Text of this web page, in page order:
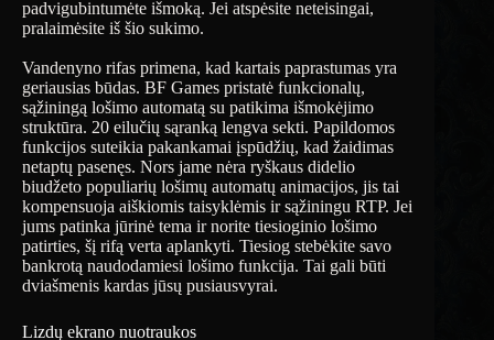
padvigubintumėte išmoką. Jei atspėsite neteisingai,
pralaimėsite iš šio sukimo.
Vandenyno rifas primena, kad kartais paprastumas yra
geriausias būdas. BF Games pristatė funkcionalų,
sąžiningą lošimo automatą su patikima išmokėjimo
struktūra. 20 eilučių sąranką lengva sekti. Papildomos
funkcijos suteikia pakankamai įspūdžių, kad žaidimas
netaptų pasenęs. Nors jame nėra ryškaus didelio
biudžeto populiarių lošimų automatų animacijos, jis tai
kompensuoja aiškiomis taisyklėmis ir sąžiningu RTP. Jei
jums patinka jūrinė tema ir norite tiesioginio lošimo
patirties, šį rifą verta aplankyti. Tiesiog stebėkite savo
bankrotą naudodamiesi lošimo funkcija. Tai gali būti
dviašmenis kardas jūsų pusiausvyrai.
Lizdų ekrano nuotraukos